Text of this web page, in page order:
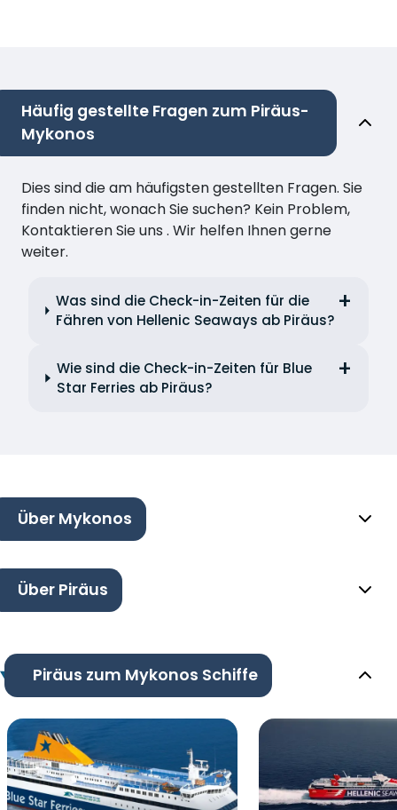
Häufig gestellte Fragen zum Piräus-
Mykonos
Dies sind die am häufigsten gestellten Fragen. Sie
finden nicht, wonach Sie suchen? Kein Problem,
Kontaktieren Sie uns . Wir helfen Ihnen gerne
weiter.
Was sind die Check-in-Zeiten für die
Fähren von Hellenic Seaways ab Piräus?
Wie sind die Check-in-Zeiten für Blue
Star Ferries ab Piräus?
Über Mykonos
Über Piräus
Piräus zum Mykonos Schiffe